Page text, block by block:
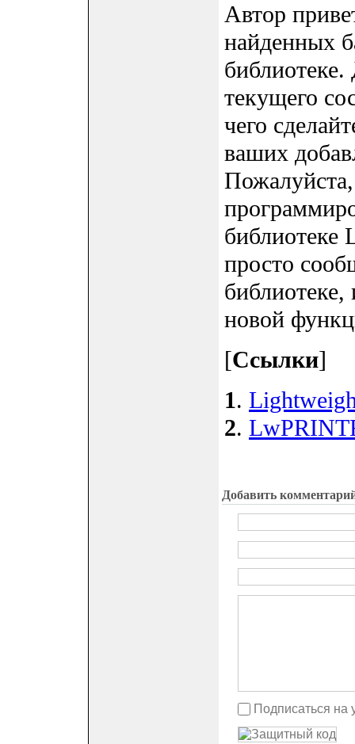
Автор
найденных
библиотеке.
текущего
чего
ваших
просто
библиотеке,
новой
[Ссылки]
1.
2.
Добавить
Подписаться